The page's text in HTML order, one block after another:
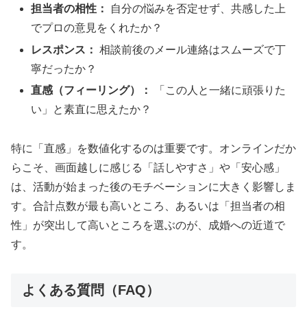
担当者の相性：
自分の悩みを否定せず、共感した上
でプロの意見をくれたか？
レスポンス： 相談前後のメール連絡はスムーズで丁
寧だったか？
直感（フィーリング）：
「この人と一緒に頑張りた
い」と素直に思えたか？
特に「直感」を数値化するのは重要です。オンラインだか
らこそ、画面越しに感じる「話しやすさ」や「安心感」
は、活動が始まった後のモチベーションに大きく影響しま
す。合計点数が最も高いところ、あるいは「担当者の相
性」が突出して高いところを選ぶのが、成婚への近道で
す。
よくある質問（FAQ）